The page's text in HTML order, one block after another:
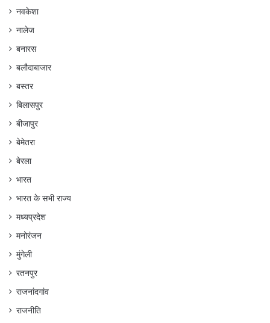
नवकेशा
नालेज
बनारस
बलौदाबाजार
बस्तर
बिलासपुर
बीजापुर
बेमेतरा
बेरला
भारत
भारत के सभी राज्य
मध्यप्रदेश
मनोरंजन
मुंगेली
रतनपुर
राजनांदगांव
राजनीति